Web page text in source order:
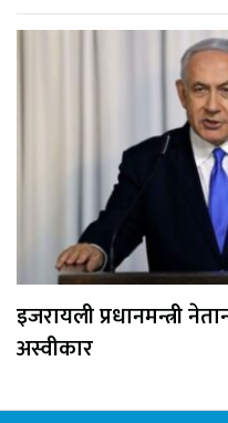
इजरायली प्रधानमन्त्री
अस्वीकार